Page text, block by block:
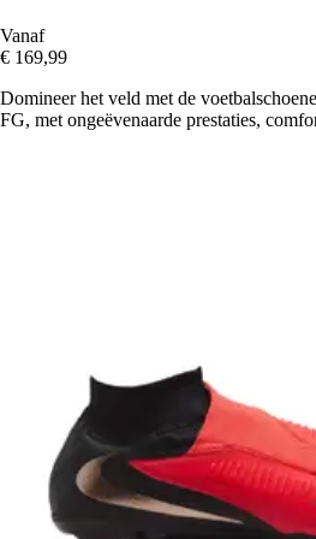
Vanaf
€ 169,99
Domineer het veld met de
FG, met ongeëvenaarde prestaties,